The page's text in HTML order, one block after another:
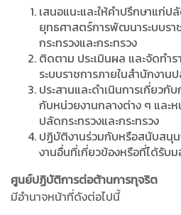
เสนอแนะและให้คำปรึกษาแก่ป
ยุทธศาสตร์การพัฒนาระบบรา
กระทรวงและกระทรวง
ติดตาม ประเมินผล และจัดทำ
ระบบราชการภายในสำนักงาน
ประสานและดำเนินการเกี่ยวกั
กับหน่วยงานกลางต่าง ๆ และ
ปลัดกระทรวงและกระทรวง
ปฏิบัติงานร่วมกับหรือสนับสนุ
งานอื่นที่เกี่ยวข้องหรือที่ได้รับ
ศูนย์ปฏิบัติการต่อต้านการทุจริต
มีอำนาจหน้าที่ดังต่อไปนี้